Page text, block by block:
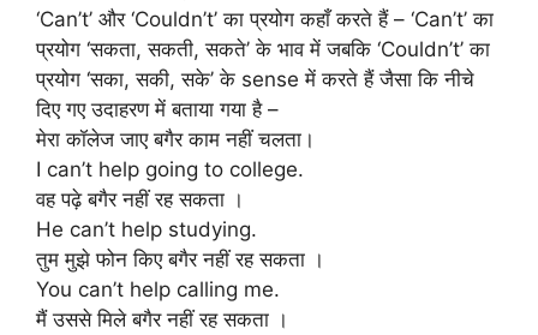
‘Can’t’ और ‘Couldn’t’ का प्रयोग कहाँ करते हैं – ‘Can’t’ का
प्रयोग ‘सकता, सकती, सकते’ के भाव में जबकि ‘Couldn’t’ का
प्रयोग ‘सका, सकी, सके’ के sense में करते हैं जैसा कि नीचे
दिए गए उदाहरण में बताया गया है –
मेरा कॉलेज जाए बगैर काम नहीं चलता।
I can’t help going to college.
वह पढ़े बगैर नहीं रह सकता ।
He can’t help studying.
तुम मुझे फोन किए बगैर नहीं रह सकता ।
You can’t help calling me.
मैं उससे मिले बगैर नहीं रह सकता ।